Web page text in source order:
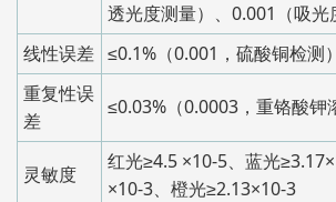
透光度测量）、0.001（吸光
线性误差 ≤0.1%（0.001，硫酸铜检测）
重复性误
差
≤0.03%（0.0003，重铬酸钾
灵敏度
红光≥4.5 ×10-5、蓝光
×10-3、橙光≥2.13×10-3